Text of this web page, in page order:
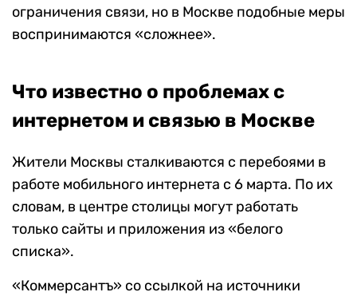
ограничения связи, но в Москве подобные меры
воспринимаются «сложнее».
Что известно о проблемах с
интернетом и связью в Москве
Жители Москвы сталкиваются с перебоями в
работе мобильного интернета с 6 марта. По их
словам, в центре столицы могут работать
только сайты и приложения из «белого
списка».
«Коммерсантъ» со ссылкой на источники